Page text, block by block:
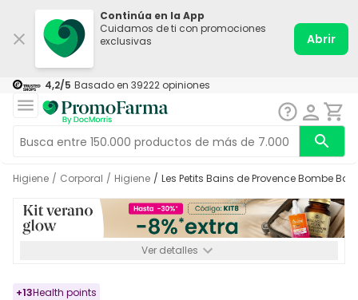
Continúa en la App
Cuidamos de ti con promociones
exclusivas
Abrir
4,2/5 Basado en 39222 opiniones
Higiene / Corporal / Higiene / Les Petits Bains de Provence Bombe
Ver detalles
+13Health points